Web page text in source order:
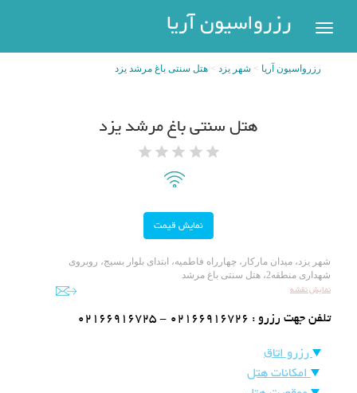
رزرواسیون آریارزرواسیون
اریا
پیگیری
رزرو
مشهد
هتل
های
رزرواسیون آریا شهر یزد هتل سنتی باغ مرشد یزد
هتل سنتی باغ مرشد یزد
شهر یزد، میدان مارکار، چهارراه فاطمیه، ابتدای بلوار بسیج، روبروی
شهداری منطقه2، هتل سنتی باغ مرشد
نمایش نقشه
تلفن جهت رزرو : 02166916725 - 02166916726
رزرو اتاق
امکانات هتل